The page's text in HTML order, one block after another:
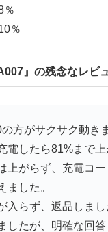
％
』の残念なレビ
方がサクサク動き
電したら81%まで上
上がらず、充電コ
ました。
入らず、返品しま
したが、明確な回